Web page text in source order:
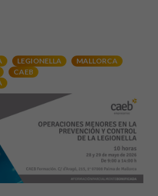
LEGIONELLA
MALLORCA
CAEB